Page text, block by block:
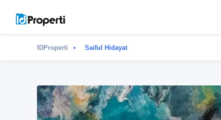
IDProperti Saiful Hidayat